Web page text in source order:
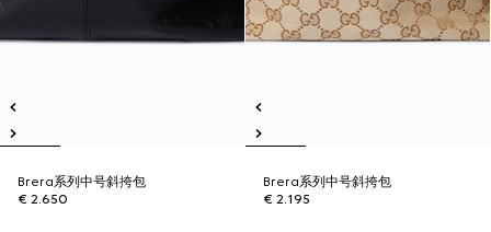
Brera系列中号斜挎包
€ 2.650
Brera系列中号斜挎包
€ 2.195